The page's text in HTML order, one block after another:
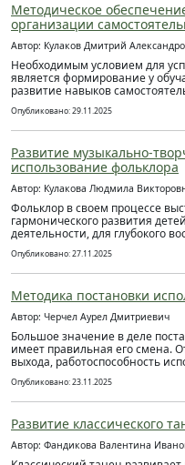
Методическое
организации
Автор: Кулаков Дмитрий
Необходимым условием для
является формирование у
развитие навыков
Опубликовано: 29.11.2025
Развитие музыкально-
использование фольклора
Автор: Кулакова Людмила
Фольклор в своем процессе
гармонического развития
деятельности, для глубокого
Опубликовано: 27.11.2025
Методика постановки
Автор: Черчел Аурел Дмитриевич
Большое значение в деле
имеет правильная его смена.
выхода, работоспособность
Опубликовано: 23.11.2025
Развитие классического
Автор: Фандикова Валентина